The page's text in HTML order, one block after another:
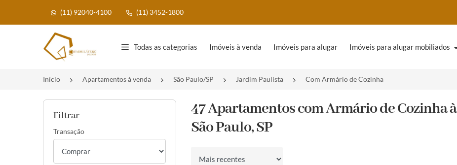
(11) 92040-4100 (11) 3452-1800
Página inicial
Todas as categorias Imóveis à venda Imóveis para alugar Imóveis para alugar mobiliados
Início Apartamentos à venda São Paulo/SP Jardim Paulista Com Armário de Cozinha
Filtrar
Transação
47 Apartamentos com Armário de Cozinha
São Paulo, SP
Ordenar por